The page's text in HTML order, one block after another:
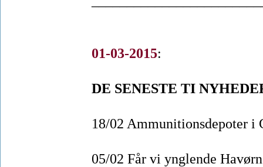
01-03-2015:
DE SENESTE TI
18/02 Ammunitionsdepoter i
05/02 Får vi ynglende